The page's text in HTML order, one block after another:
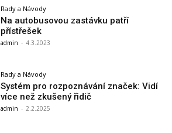
Rady a Návody
Na autobusovou zastávku patří
přístřešek
admin - 4.3.2023
Rady a Návody
Systém pro rozpoznávání značek: Vidí
více než zkušený řidič
admin - 2.2.2025